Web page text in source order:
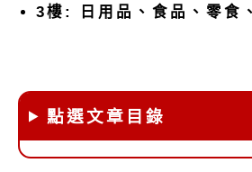
3樓: 日用品、食品、零食
點選文章目錄